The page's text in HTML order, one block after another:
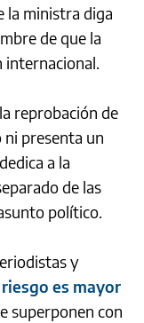
la ministra diga
de que la
internacional.
reprobación de
ni presenta un
a la
de las
político.
y
riesgo es mayor
superponen con